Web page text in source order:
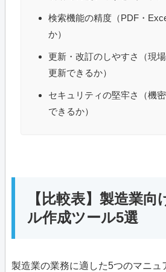
検索機能の精度（PDF・
か）
更新・改訂のしやすさ（現
更新できるか）
セキュリティの堅牢さ（機
できるか）
【比較表】製造業
ル作成ツール5選
製造業の業務に適した5つのマニュ